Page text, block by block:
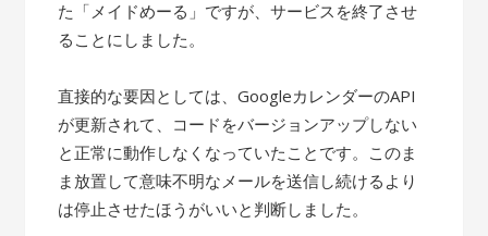
た「メイドめーる」ですが、サービスを終了させ
ることにしました。
直接的な要因としては、GoogleカレンダーのAPI
が更新されて、コードをバージョンアップしない
と正常に動作しなくなっていたことです。このま
ま放置して意味不明なメールを送信し続けるより
は停止させたほうがいいと判断しました。